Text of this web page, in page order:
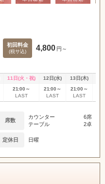
初回料金
(税サ込) 4,800 円～
11日(火・祝) 12日(水) 13日(木)
21:00～
LAST
21:00～
LAST
21:00～
LAST
席数
カウンター
6席
テーブル
2卓
定休日 日曜